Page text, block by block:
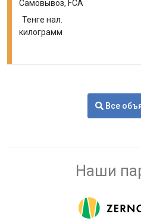
Самовывоз, FCA
Тенге нал.
килограмм
Все
Наши